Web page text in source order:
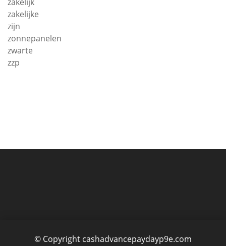
zakelijke
zijn
zonnepanelen
zwarte
zzp
© Copyright cashadvancepaydayp9e.com